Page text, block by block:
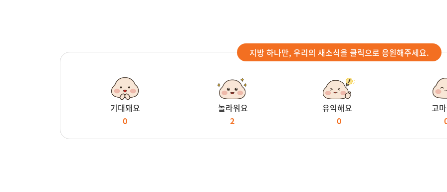
지방 하나만, 우리의 새소식을 클릭으로 응원해주세요.
기대돼요
0
놀라워요
2
유익해요
0
고